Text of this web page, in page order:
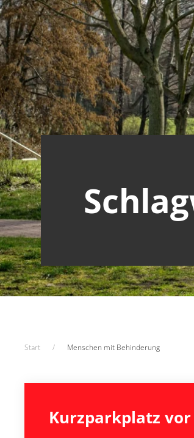
Start Menschen mit Behinderung
Kurzparkplatz